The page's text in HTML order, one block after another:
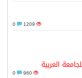
1209
العربية
960